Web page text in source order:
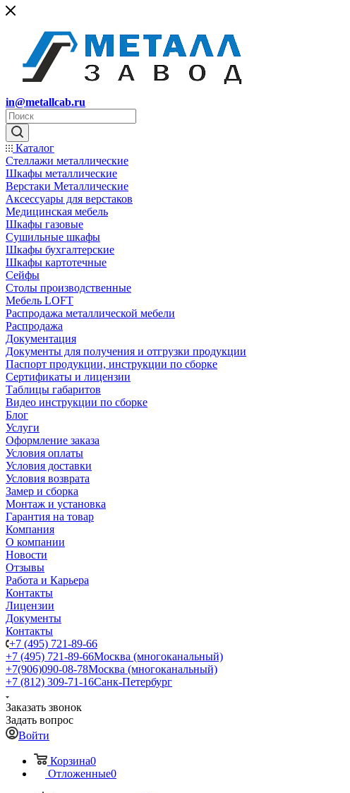
in@metallcab.ru
Каталог
Стеллажи металлические
Шкафы металлические
Верстаки Металлические
Аксессуары для верстаков
Медицинская мебель
Шкафы газовые
Сушильные шкафы
Шкафы бухгалтерские
Шкафы картотечные
Сейфы
Столы производственные
Мебель LOFT
Распродажа металлической мебели
Распродажа
Документация
Документы для получения и отгрузки продукции
Паспорт продукции, инструкции по сборке
Сертификаты и лицензии
Таблицы габаритов
Видео инструкции по сборке
Блог
Услуги
Оформление заказа
Условия оплаты
Условия доставки
Условия возврата
Замер и сборка
Монтаж и установка
Гарантия на товар
Компания
О компании
Новости
Отзывы
Работа и Карьера
Контакты
Лицензии
Документы
Контакты
+7 (495) 721-89-66
+7 (495) 721-89-66Москва (многоканальный)
+7(906)090-08-78Москва (многоканальный)
+7 (812) 309-71-16Санк-Петербург
Заказать звонок
Задать вопрос
Войти
Корзина0
Отложенные0